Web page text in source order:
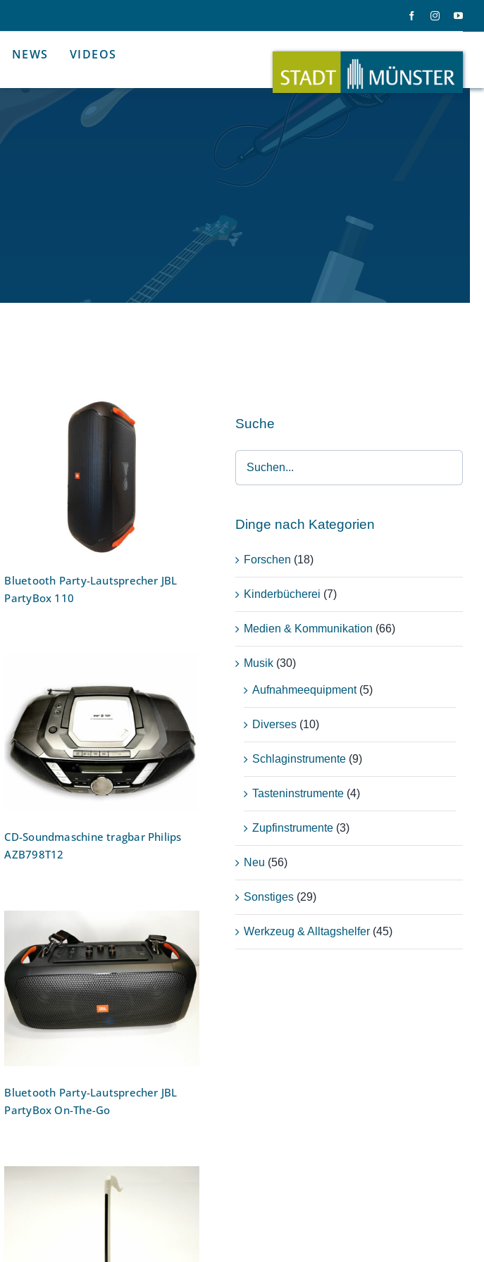
Medien & Kommunikation
Medien & Kommunikation
Kommunikative Gimmicks & coole Gadgets
Musik
Musikinstrumente
Alles zum Tasten, Zupfen, Schlagen.
NEWS VIDEOS
Bluetooth Party-
Lautsprecher JBL PartyBox
110
Bluetooth Party-Lautsprecher JBL
PartyBox 110
CD-Soundmaschine tragbar
Philips AZB798T12
CD-Soundmaschine tragbar Philips
AZB798T12
Bluetooth Party-
Lautsprecher JBL PartyBox
On-The-Go
Bewertet
Bluetooth Party-Lautsprecher JBL
PartyBox On-The-Go
Suche
Dinge nach Kategorien
Forschen (18)
Kinderbücherei (7)
Medien & Kommunikation (66)
Musik (30)
Aufnahmeequipment (5)
Diverses (10)
Schlaginstrumente (9)
Tasteninstrumente (4)
Zupfinstrumente (3)
Neu (56)
Sonstiges (29)
Werkzeug & Alltagshelfer (45)